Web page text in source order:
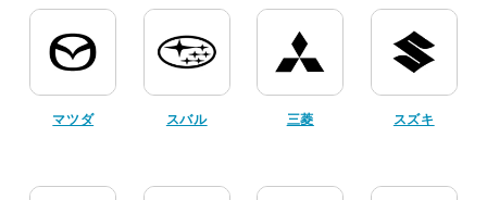
マツダ スバル 三菱 スズキ